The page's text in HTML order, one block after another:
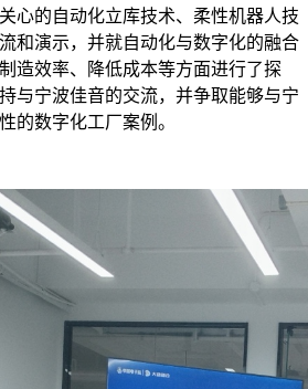
心的自动化立库技术、柔性机器人技
和演示，并就自动化与数字化的融合
造效率、降低成本等方面进行了探
与宁波佳音的交流，并争取能够与宁
的数字化工厂案例。